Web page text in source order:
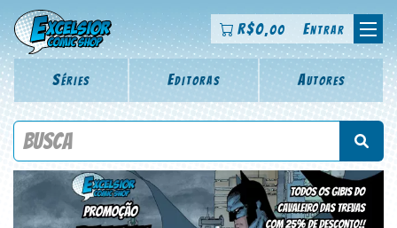
R$0,00 Entrar
Séries Editoras Autores
Procure por título da revista, personagem, série, escritor,